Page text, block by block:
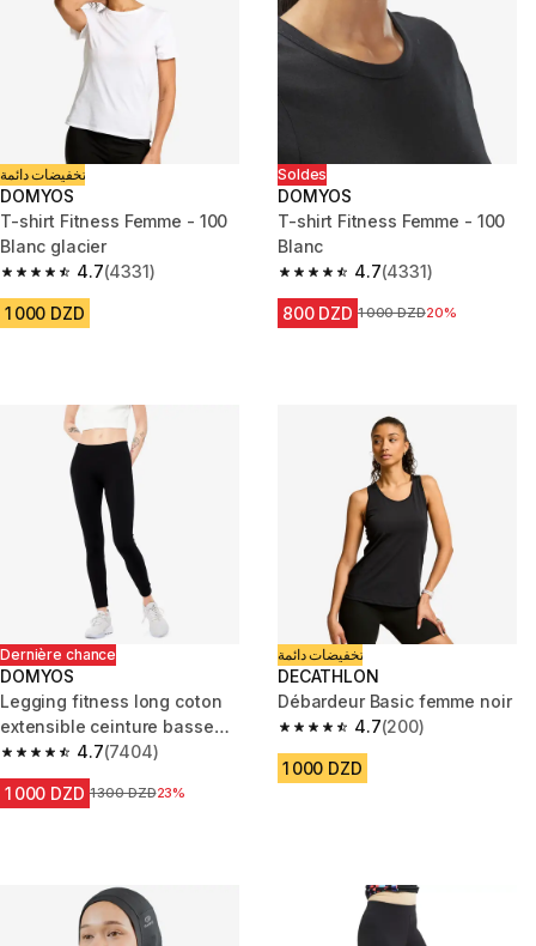
تخفيضات دائمة
DOMYOS
T-shirt Fitness Femme - 100
Blanc glacier
4.7
4.7 out of 5 stars from 4331 reviews
(4331)
1 000 DZD
Soldes
DOMYOS
T-shirt Fitness Femme - 100
Blanc
4.7
4.7 out of 5 stars from 4331
(4331)
800 DZD Prix avant la réduction
1 000 DZD20%
Dernière chance
DOMYOS
Legging fitness long coton
extensible ceinture basse
femme - Salto noir
4.7
4.7 out of 5 stars from 7404 reviews
(7404)
1 000 DZD Prix avant la réduction
1 300 DZD23%
تخفيضات دائمة
DECATHLON
Débardeur Basic femme noir
4.7
4.7 out of 5 stars from 200
(200)
1 000 DZD